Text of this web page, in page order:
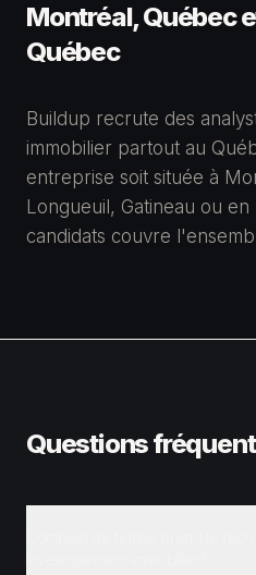
Montréal, Québec
Québec
Buildup recrute des
immobilier partout au
entreprise soit située à
Longueuil, Gatineau ou
candidats couvre
Questions